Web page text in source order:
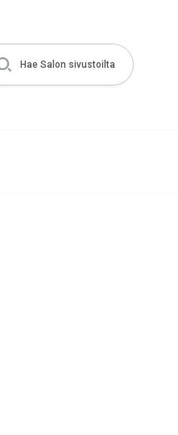
Hae Salon sivustoilta